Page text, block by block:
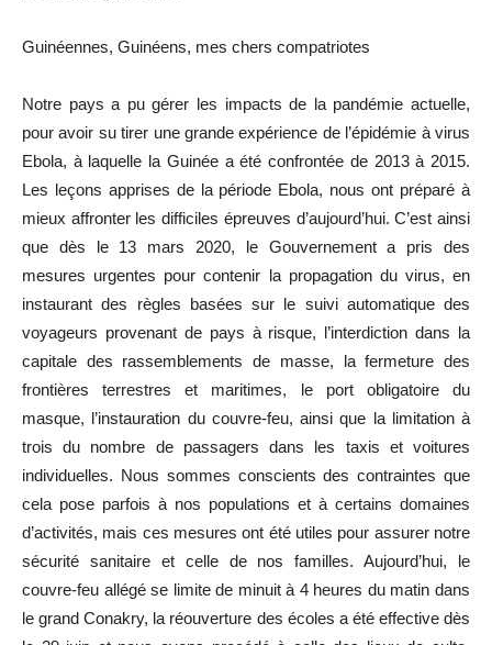
Guinéennes, Guinéens, mes chers compatriotes
Notre pays a pu gérer les impacts de la pandémie actuelle,
pour avoir su tirer une grande expérience de l’épidémie à virus
Ebola, à laquelle la Guinée a été confrontée de 2013 à 2015.
Les leçons apprises de la période Ebola, nous ont préparé à
mieux affronter les difficiles épreuves d’aujourd’hui. C’est ainsi
que dès le 13 mars 2020, le Gouvernement a pris des
mesures urgentes pour contenir la propagation du virus, en
instaurant des règles basées sur le suivi automatique des
voyageurs provenant de pays à risque, l’interdiction dans la
capitale des rassemblements de masse, la fermeture des
frontières terrestres et maritimes, le port obligatoire du
masque, l’instauration du couvre-feu, ainsi que la limitation à
trois du nombre de passagers dans les taxis et voitures
individuelles. Nous sommes conscients des contraintes que
cela pose parfois à nos populations et à certains domaines
d’activités, mais ces mesures ont été utiles pour assurer notre
sécurité sanitaire et celle de nos familles. Aujourd’hui, le
couvre-feu allégé se limite de minuit à 4 heures du matin dans
le grand Conakry, la réouverture des écoles a été effective dès